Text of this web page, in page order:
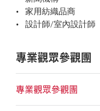
家用紡織品商
設計師/室內設計師
專業觀眾參觀團
專業觀眾參觀團